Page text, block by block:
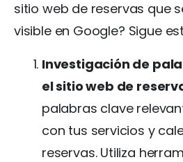
sitio web de reservas que
visible en Google? Sigue
Investigación de
el sitio web de
palabras clave
con tus servicios y
reservas. Utiliza